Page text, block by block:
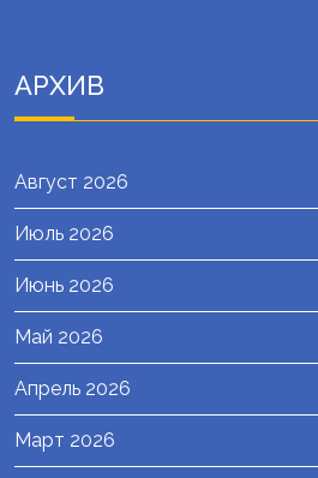
АРХИВ
Август 2026
Июль 2026
Июнь 2026
Май 2026
Апрель 2026
Март 2026